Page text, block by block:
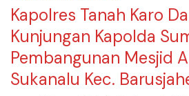
Kapolres Tanah Karo
Kunjungan Kapolda
Pembangunan Mesjid
Sukanalu Kec.